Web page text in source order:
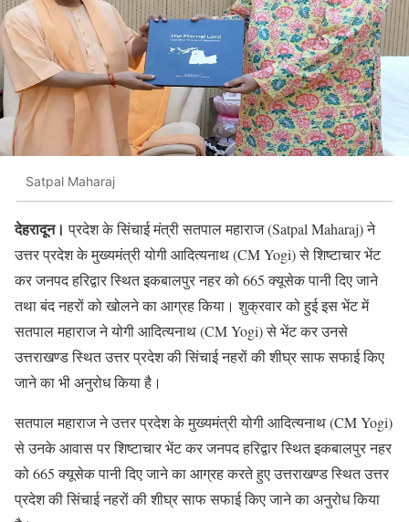
Satpal Maharaj
देहरादून। प्रदेश के सिंचाई मंत्री सतपाल महाराज (Satpal Maharaj) ने
उत्तर प्रदेश के मुख्यमंत्री योगी आदित्यनाथ (CM Yogi) से शिष्टाचार भेंट
कर जनपद हरिद्वार स्थित इकबालपुर नहर को 665 क्यूसेक पानी दिए जाने
तथा बंद नहरों को खोलने का आग्रह किया। शुक्रवार को हुई इस भेंट में
सतपाल महाराज ने योगी आदित्यनाथ (CM Yogi) से भेंट कर उनसे
उत्तराखण्ड स्थित उत्तर प्रदेश की सिंचाई नहरों की शीघ्र साफ सफाई किए
जाने का भी अनुरोध किया है।
सतपाल महाराज ने उत्तर प्रदेश के मुख्यमंत्री योगी आदित्यनाथ (CM Yogi)
से उनके आवास पर शिष्टाचार भेंट कर जनपद हरिद्वार स्थित इकबालपुर नहर
को 665 क्यूसेक पानी दिए जाने का आग्रह करते हुए उत्तराखण्ड स्थित उत्तर
प्रदेश की सिंचाई नहरों की शीघ्र साफ सफाई किए जाने का अनुरोध किया